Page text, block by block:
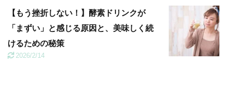
【もう挫折しない！】酵素ドリンクが
「まずい」と感じる原因と、美味しく続
けるための秘策
2026/2/14